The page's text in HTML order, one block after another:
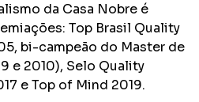
da Casa Nobre é
Top Brasil Quality
bi-campeão do Master de
e 2010), Selo Quality
e Top of Mind 2019.